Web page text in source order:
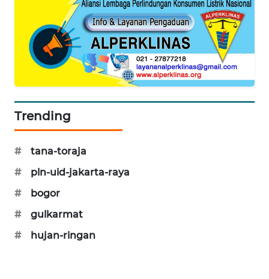
Trending
#
tana-toraja
#
pln-uid-jakarta-raya
#
bogor
#
gulkarmat
#
hujan-ringan
ENERGI
NEWS
NEWS
BERKAT
NEWS
NEWS
ANUGERAH
NEWS